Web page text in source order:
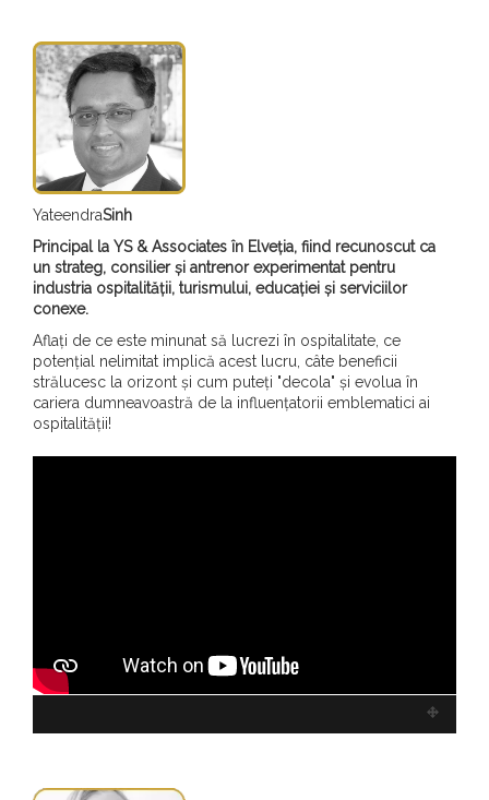
YateendraSinh
Principal la YS & Associates în Elveția, fiind recunoscut ca
un strateg, consilier și antrenor experimentat pentru
industria ospitalității, turismului, educației și serviciilor
conexe.
Aflați de ce este minunat să lucrezi în ospitalitate, ce
potențial nelimitat implică acest lucru, câte beneficii
strălucesc la orizont și cum puteți "decola" și evolua în
cariera dumneavoastră de la influențatorii emblematici ai
ospitalității!